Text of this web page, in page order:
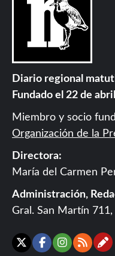
Diario regional
Fundado el 22 de
Miembro y socio
Organización de la
Directora:
María del Carmen
Administración,
Gral. San Martín
X Facebook
RSS